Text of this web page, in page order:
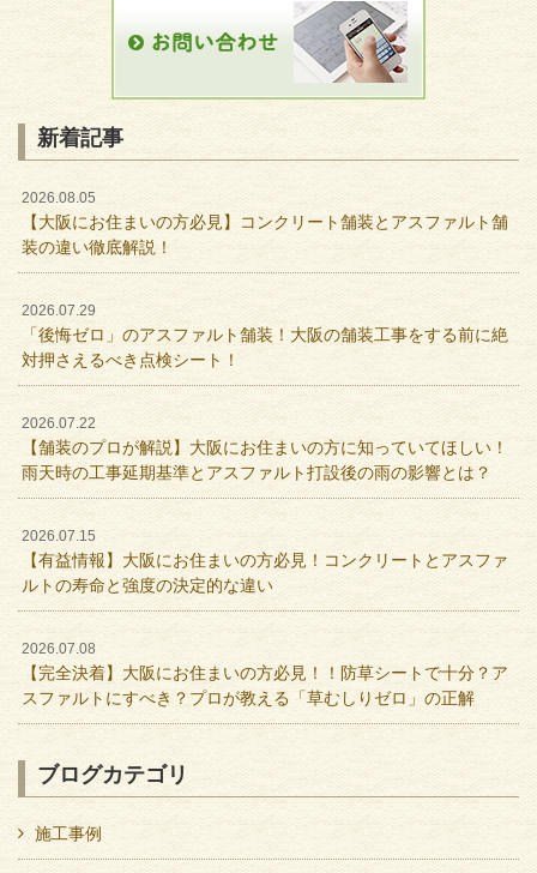
新着記事
2026.08.05
【大阪にお住まいの方必見】コンクリート舗装とアスファルト舗
装の違い徹底解説！
2026.07.29
「後悔ゼロ」のアスファルト舗装！大阪の舗装工事をする前に絶
対押さえるべき点検シート！
2026.07.22
【舗装のプロが解説】大阪にお住まいの方に知っていてほしい！
雨天時の工事延期基準とアスファルト打設後の雨の影響とは？
2026.07.15
【有益情報】大阪にお住まいの方必見！コンクリートとアスファ
ルトの寿命と強度の決定的な違い
2026.07.08
【完全決着】大阪にお住まいの方必見！！防草シートで十分？ア
スファルトにすべき？プロが教える「草むしりゼロ」の正解
ブログカテゴリ
施工事例